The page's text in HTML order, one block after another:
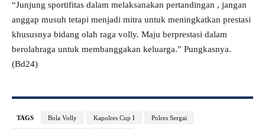
“Junjung sportifitas dalam melaksanakan pertandingan , jangan
anggap musuh tetapi menjadi mitra untuk meningkatkan prestasi
khususnya bidang olah raga volly. Maju berprestasi dalam
berolahraga untuk membanggakan keluarga.” Pungkasnya.
(Bd24)
TAGS Bola Volly Kapolres Cup I Polres Sergai